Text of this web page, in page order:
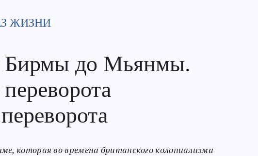
ЖИЗНИ
Бирмы до Мьянмы.
которая во времена британского колониализма